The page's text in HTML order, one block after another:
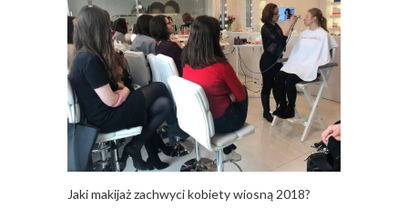
Jaki makijaż zachwyci kobiety wiosną 2018?